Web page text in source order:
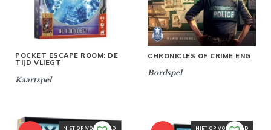
POCKET ESCAPE ROOM: DE
TIJD VLIEGT
Kaartspel
CHRONICLES OF CRIME ENG
Bordspel
NIET OP VOORRAAD NIET OP VOORRAAD